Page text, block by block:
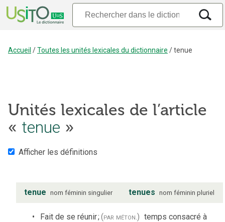
Accueil /Toutes les unités lexicales du dictionnaire /tenue
Unités lexicales de l’article
« tenue »
Afficher les définitions
tenue nom féminin singulier tenues nom féminin pluriel
Fait de se réunir;(par méton.) temps consacré à